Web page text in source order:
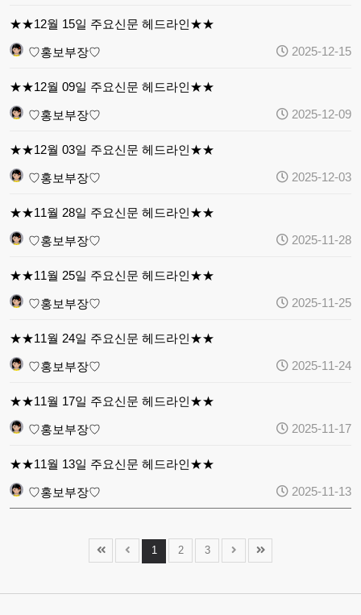
★★12월 15일 주요신문 헤드라인★★
♡홍보부장♡ 2025-12-15
★★12월 09일 주요신문 헤드라인★★
♡홍보부장♡ 2025-12-09
★★12월 03일 주요신문 헤드라인★★
♡홍보부장♡ 2025-12-03
★★11월 28일 주요신문 헤드라인★★
♡홍보부장♡ 2025-11-28
★★11월 25일 주요신문 헤드라인★★
♡홍보부장♡ 2025-11-25
★★11월 24일 주요신문 헤드라인★★
♡홍보부장♡ 2025-11-24
★★11월 17일 주요신문 헤드라인★★
♡홍보부장♡ 2025-11-17
★★11월 13일 주요신문 헤드라인★★
♡홍보부장♡ 2025-11-13
1 2 3